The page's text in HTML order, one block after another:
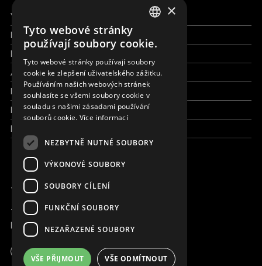
Česká republika
Všechny formy pomoci
Finance a reporty
Pracujte s námi
Aktuálně
Kdo jsme
Kde pracujeme
Kontaktujte nás
JSME ONLINE
+420 736 416 505
kancelar@magna.org
CZECH
×
Tyto webové stránky
používají soubory cookie.
Tyto webové stránky používají soubory
cookie ke zlepšení uživatelského zážitku.
Používáním našich webových stránek
souhlasíte se všemi soubory cookie v
souladu s našimi zásadami používání
souborů cookie. Více informací
NEZBYTNĚ NUTNÉ SOUBORY
VÝKONOVÉ SOUBORY
SOUBORY CÍLENÍ
FUNKČNÍ SOUBORY
NEZAŘAZENÉ SOUBORY
VŠE PŘIJMOUT VŠE ODMÍTNOUT